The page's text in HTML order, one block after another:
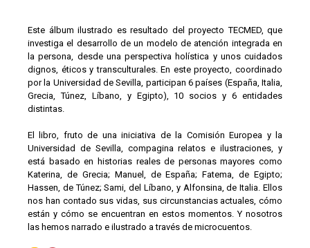
Este álbum ilustrado es resultado del proyecto TECMED, que
investiga el desarrollo de un modelo de atención integrada en
la persona, desde una perspectiva holística y unos cuidados
dignos, éticos y transculturales. En este proyecto, coordinado
por la Universidad de Sevilla, participan 6 países (España, Italia,
Grecia, Túnez, Líbano, y Egipto), 10 socios y 6 entidades
distintas.
El libro, fruto de una iniciativa de la Comisión Europea y la
Universidad de Sevilla, compagina relatos e ilustraciones, y
está basado en historias reales de personas mayores como
Katerina, de Grecia; Manuel, de España; Fatema, de Egipto;
Hassen, de Túnez; Sami, del Líbano, y Alfonsina, de Italia. Ellos
nos han contado sus vidas, sus circunstancias actuales, cómo
están y cómo se encuentran en estos momentos. Y nosotros
las hemos narrado e ilustrado a través de microcuentos.